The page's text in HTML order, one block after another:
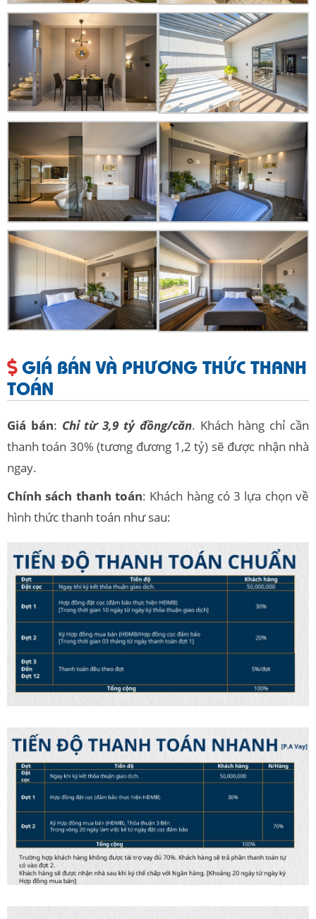
GIÁ BÁN VÀ PHƯƠNG THỨC THANH
TOÁN
Giá bán: Chỉ từ 3,9 tỷ đồng/căn. Khách hàng chỉ cần
thanh toán 30% (tương đương 1,2 tỷ) sẽ được nhận nhà
ngay.
Chính sách thanh toán: Khách hàng có 3 lựa chọn về
hình thức thanh toán như sau: